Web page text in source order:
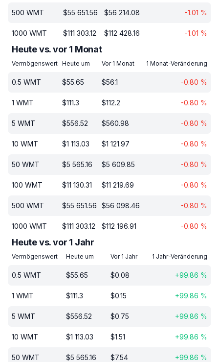
500 WMT $55 651.56 $56 214.08 -1.01 %
1000 WMT $111 303.12 $112 428.16 -1.01 %
Heute vs. vor 1 Monat
Vermögenswert Heute um Vor 1 Monat 1 Monat-Veränderung
0.5 WMT $55.65 $56.1 -0.80 %
1 WMT $111.3 $112.2 -0.80 %
5 WMT $556.52 $560.98 -0.80 %
10 WMT $1 113.03 $1 121.97 -0.80 %
50 WMT $5 565.16 $5 609.85 -0.80 %
100 WMT $11 130.31 $11 219.69 -0.80 %
500 WMT $55 651.56 $56 098.46 -0.80 %
1000 WMT $111 303.12 $112 196.91 -0.80 %
Heute vs. vor 1 Jahr
Vermögenswert Heute um Vor 1 Jahr 1 Jahr-Veränderung
0.5 WMT $55.65 $0.08 +99.86 %
1 WMT $111.3 $0.15 +99.86 %
5 WMT $556.52 $0.75 +99.86 %
10 WMT $1 113.03 $1.51 +99.86 %
50 WMT $5 565.16 $7.54 +99.86 %